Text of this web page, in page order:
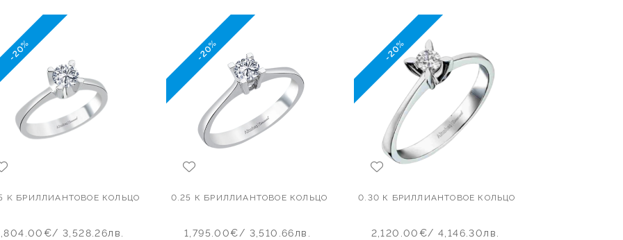
-20%
K БРИЛЛИАНТОВОЕ КОЛЬЦО
/ 3,528.26лв.
-20%
0.25 К БРИЛЛИАНТОВОЕ КОЛЬЦО
1,795.00€/ 3,510.66лв.
-20%
0.30 К БРИЛЛИАНТОВОЕ КОЛЬЦО
2,120.00€/ 4,146.30лв.